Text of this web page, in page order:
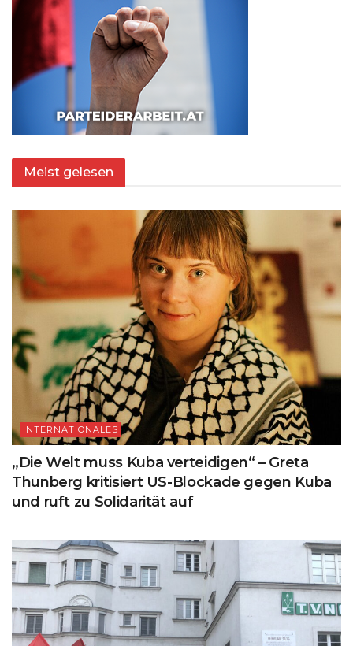
Meist gelesen
INTERNATIONALES
„Die Welt muss Kuba verteidigen“ – Greta
Thunberg kritisiert US-Blockade gegen Kuba
und ruft zu Solidarität auf